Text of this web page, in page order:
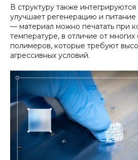
В структуру также
улучшает регенерацию и
— материал можно печатать при
температуре, в отличие от многих
полимеров, которые требуют
агрессивных условий.